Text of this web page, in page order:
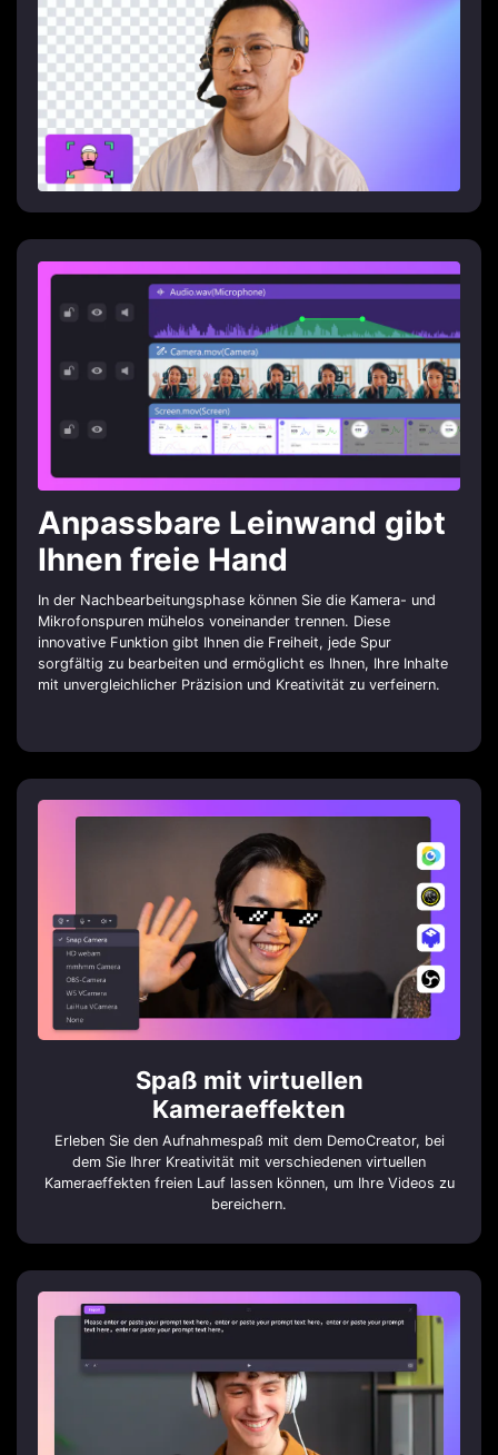
Anpassbare Leinwand gibt
Ihnen freie Hand
In der Nachbearbeitungsphase können Sie die Kamera- und
Mikrofonspuren mühelos voneinander trennen. Diese
innovative Funktion gibt Ihnen die Freiheit, jede Spur
sorgfältig zu bearbeiten und ermöglicht es Ihnen, Ihre Inhalte
mit unvergleichlicher Präzision und Kreativität zu verfeinern.
Spaß mit virtuellen
Kameraeffekten
Erleben Sie den Aufnahmespaß mit dem DemoCreator, bei
dem Sie Ihrer Kreativität mit verschiedenen virtuellen
Kameraeffekten freien Lauf lassen können, um Ihre Videos zu
bereichern.